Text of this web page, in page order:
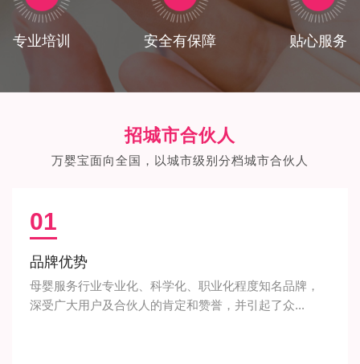
专业培训 安全有保障 贴心服务
招城市合伙人
万婴宝面向全国，以城市级别分档城市合伙人
01
品牌优势
母婴服务行业专业化、科学化、职业化程度知名品牌，
深受广大用户及合伙人的肯定和赞誉，并引起了众...